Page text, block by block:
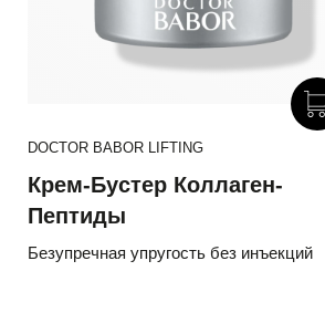
DOCTOR BABOR LIFTING
Крем-Бустер Коллаген-
Пептиды
Безупречная упругость без инъекций